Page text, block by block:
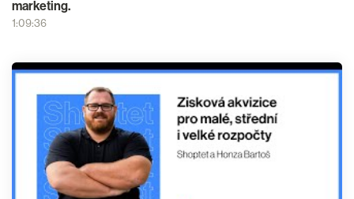
marketing.
1:09:36